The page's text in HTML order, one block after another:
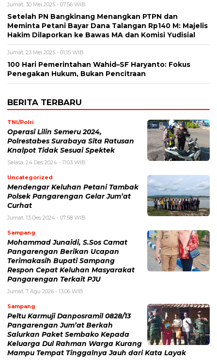
Jumat, 30 Mei 2025 - 07:56 WIB
Setelah PN Bangkinang Menangkan PTPN dan
Meminta Petani Bayar Dana Talangan Rp140 M: Majelis
Hakim Dilaporkan ke Bawas MA dan Komisi Yudisial
Jumat, 23 Mei 2025 - 01:15 WIB
100 Hari Pemerintahan Wahid–SF Haryanto: Fokus
Penegakan Hukum, Bukan Pencitraan
BERITA TERBARU
TNI/Polri
Operasi Lilin Semeru 2024,
Polrestabes Surabaya Sita Ratusan
Knalpot Tidak Sesuai Spektek
Selasa, 24 Des 2024 - 11:03 WIB
Uncategorized
Mendengar Keluhan Petani Tambak
Polsek Pangarengan Gelar Jum’at
Curhat
Jumat, 13 Des 2024 - 07:58 WIB
Sampang
Mohammad Junaidi, S.Sos Camat
Pangarengan Berikan Ucapan
Terimakasih Bupati Sampang
Respon Cepat Keluhan Masyarakat
Pangarengan Terkait PJU
Jumat, 7 Agu 2026 - 13:06 WIB
Sampang
Peltu Karmuji Danposramil 0828/13
Pangarengan Jum’at Berkah
Salurkan Paket Sembako Kepada
Keluarga Dul Rahman Warga Kurang
Mampu Tempat Tinggalnya Jauh dari Kata Layak